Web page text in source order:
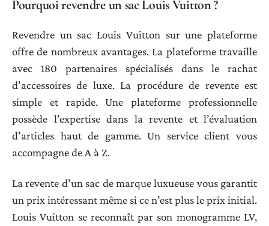
Pourquoi revendre un sac Louis Vuitton ?
Revendre un sac Louis Vuitton sur une plateforme
offre de nombreux avantages. La plateforme travaille
avec 180 partenaires spécialisés dans le rachat
d’accessoires de luxe. La procédure de revente est
simple et rapide. Une plateforme professionnelle
possède l’expertise dans la revente et l’évaluation
d’articles haut de gamme. Un service client vous
accompagne de A à Z.
La revente d’un sac de marque luxueuse vous garantit
un prix intéressant même si ce n’est plus le prix initial.
Louis Vuitton se reconnaît par son monogramme LV,